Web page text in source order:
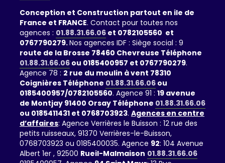
Conception et Construction partout en ile de
France et FRANCE. Contact pour toutes nos
agences : 01.88.31.66.06 et 0782105560 et
0767790279.Nos agences IDF : Siège social : 9
route de la Brosse 78460 Chevreuse Téléphone
01.88.31.66.06 ou 0185400957 et 0767790279.
Agence 78 : 2 rue du moulin à vent 78310
Coignières Téléphone 01.88.31.66.06 ou
0185400957/0782105560. Agence 91 : 19 avenue
de Montjay 91400 Orsay Téléphone 01.88.31.66.06
ou 0185411431 et 0768703923. Agences en centre
d’affaires: Agence Verrières le Buisson : 12 rue des
petits ruisseaux, 91370 Verrières-le-Buisson,
0768703923 ou 0185400035. Agence 92: 104 Avenue
Albert 1er , 92500 Rueil-Malmaison 01.88.31.66.06